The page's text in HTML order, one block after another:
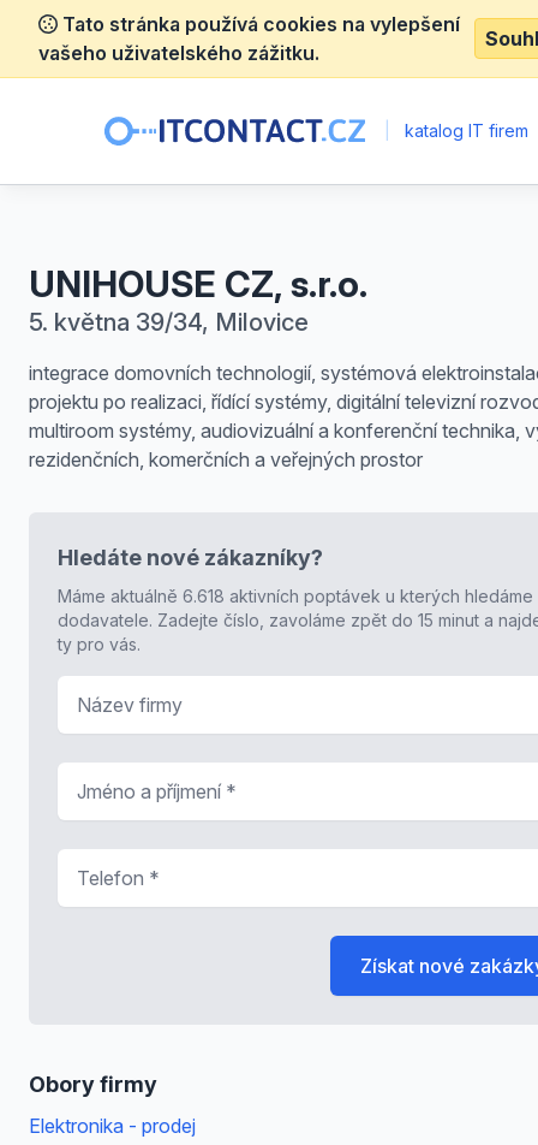
Tato stránka používá cookies na vylepšení
vašeho uživatelského zážitku.
katalog IT firem
UNIHOUSE CZ, s.r.o.
5. května 39/34, Milovice
integrace domovních technologií, systémová
projektu po realizaci, řídící systémy, digitální televizní
multiroom systémy, audiovizuální a konferenční technika,
rezidenčních, komerčních a veřejných prostor
Obory firmy
Elektronika - prodej
Hledáte nové zákazníky?
Máme aktuálně 6.618 aktivních poptávek u kterých hledáme
dodavatele. Zadejte číslo, zavoláme zpět do 15 minut a
ty pro vás.
Získat nové